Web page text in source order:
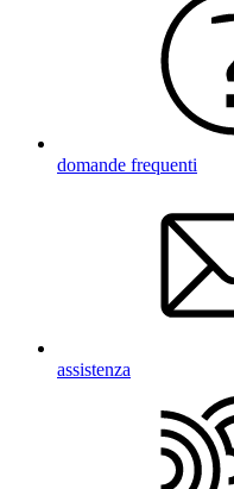
domande frequenti
assistenza